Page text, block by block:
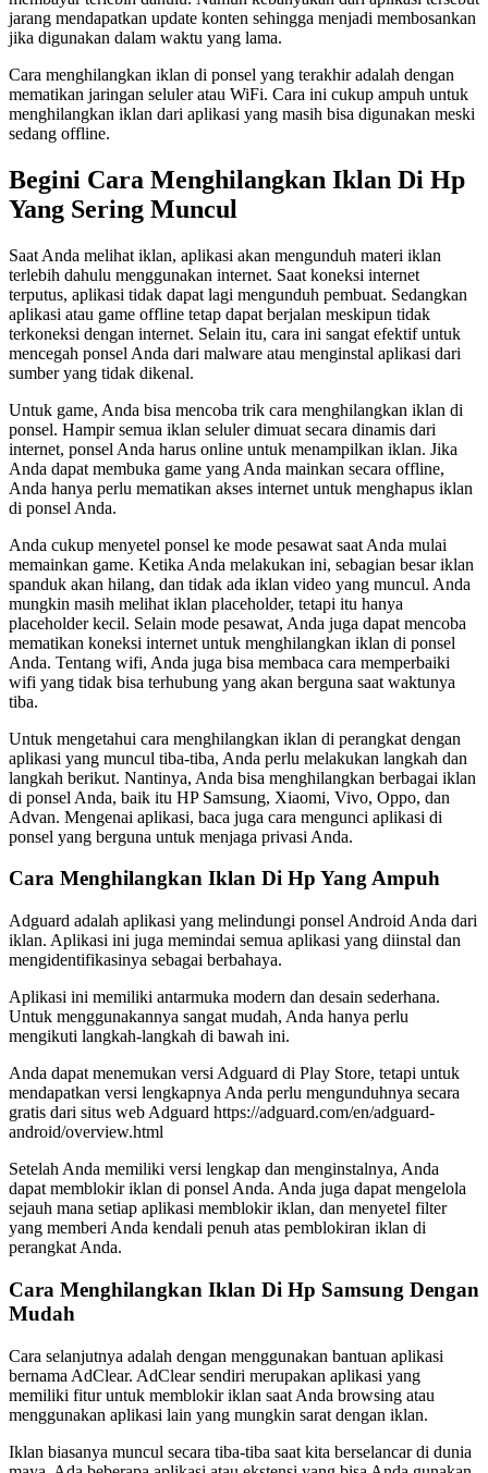
jarang mendapatkan update konten sehingga menjadi membosankan
jika digunakan dalam waktu yang lama.
Cara menghilangkan iklan di ponsel yang terakhir adalah dengan
mematikan jaringan seluler atau WiFi. Cara ini cukup ampuh untuk
menghilangkan iklan dari aplikasi yang masih bisa digunakan meski
sedang offline.
Begini Cara Menghilangkan Iklan Di Hp
Yang Sering Muncul
Saat Anda melihat iklan, aplikasi akan mengunduh materi iklan
terlebih dahulu menggunakan internet. Saat koneksi internet
terputus, aplikasi tidak dapat lagi mengunduh pembuat. Sedangkan
aplikasi atau game offline tetap dapat berjalan meskipun tidak
terkoneksi dengan internet. Selain itu, cara ini sangat efektif untuk
mencegah ponsel Anda dari malware atau menginstal aplikasi dari
sumber yang tidak dikenal.
Untuk game, Anda bisa mencoba trik cara menghilangkan iklan di
ponsel. Hampir semua iklan seluler dimuat secara dinamis dari
internet, ponsel Anda harus online untuk menampilkan iklan. Jika
Anda dapat membuka game yang Anda mainkan secara offline,
Anda hanya perlu mematikan akses internet untuk menghapus iklan
di ponsel Anda.
Anda cukup menyetel ponsel ke mode pesawat saat Anda mulai
memainkan game. Ketika Anda melakukan ini, sebagian besar iklan
spanduk akan hilang, dan tidak ada iklan video yang muncul. Anda
mungkin masih melihat iklan placeholder, tetapi itu hanya
placeholder kecil. Selain mode pesawat, Anda juga dapat mencoba
mematikan koneksi internet untuk menghilangkan iklan di ponsel
Anda. Tentang wifi, Anda juga bisa membaca cara memperbaiki
wifi yang tidak bisa terhubung yang akan berguna saat waktunya
tiba.
Untuk mengetahui cara menghilangkan iklan di perangkat dengan
aplikasi yang muncul tiba-tiba, Anda perlu melakukan langkah dan
langkah berikut. Nantinya, Anda bisa menghilangkan berbagai iklan
di ponsel Anda, baik itu HP Samsung, Xiaomi, Vivo, Oppo, dan
Advan. Mengenai aplikasi, baca juga cara mengunci aplikasi di
ponsel yang berguna untuk menjaga privasi Anda.
Cara Menghilangkan Iklan Di Hp Yang Ampuh
Adguard adalah aplikasi yang melindungi ponsel Android Anda dari
iklan. Aplikasi ini juga memindai semua aplikasi yang diinstal dan
mengidentifikasinya sebagai berbahaya.
Aplikasi ini memiliki antarmuka modern dan desain sederhana.
Untuk menggunakannya sangat mudah, Anda hanya perlu
mengikuti langkah-langkah di bawah ini.
Anda dapat menemukan versi Adguard di Play Store, tetapi untuk
mendapatkan versi lengkapnya Anda perlu mengunduhnya secara
gratis dari situs web Adguard https://adguard.com/en/adguard-
android/overview.html
Setelah Anda memiliki versi lengkap dan menginstalnya, Anda
dapat memblokir iklan di ponsel Anda. Anda juga dapat mengelola
sejauh mana setiap aplikasi memblokir iklan, dan menyetel filter
yang memberi Anda kendali penuh atas pemblokiran iklan di
perangkat Anda.
Cara Menghilangkan Iklan Di Hp Samsung Dengan
Mudah
Cara selanjutnya adalah dengan menggunakan bantuan aplikasi
bernama AdClear. AdClear sendiri merupakan aplikasi yang
memiliki fitur untuk memblokir iklan saat Anda browsing atau
menggunakan aplikasi lain yang mungkin sarat dengan iklan.
Iklan biasanya muncul secara tiba-tiba saat kita berselancar di dunia